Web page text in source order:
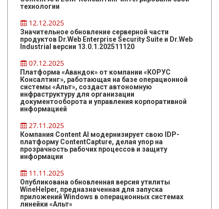
технологии
12.12.2025
Значительное обновление серверной части
продуктов Dr.Web Enterprise Security Suite и Dr.Web
Industrial версии 13.0.1.202511120
07.12.2025
Платформа «Авандок» от компании «КОРУС
Консалтинг», работающая на базе операционной
системы «Альт», создаст автономную
инфраструктуру для организации
документооборота и управления корпоративной
информацией
27.11.2025
Компания Content AI модернизирует свою IDP-
платформу ContentCapture, делая упор на
прозрачность рабочих процессов и защиту
информации
11.11.2025
Опубликована обновленная версия утилиты
WineHelper, предназначенная для запуска
приложений Windows в операционных системах
линейки «Альт»